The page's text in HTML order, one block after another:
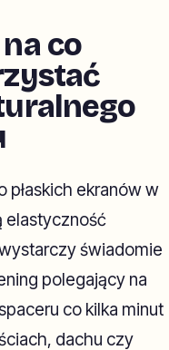
co
ekranów w
elastyczność
świadomie
polegający na
co kilka minut
dachu czy